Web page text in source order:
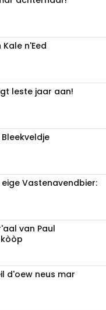
n'Eed
leste jaar aan!
Vastenavendbier:
van Paul
d'oew neus mar